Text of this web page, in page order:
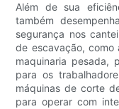
Além de sua
também
segurança nos
de escavação, como
maquinaria pesada,
para os
máquinas de corte
para operar com